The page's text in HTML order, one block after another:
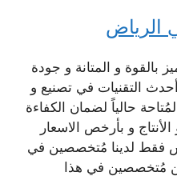
الرياض
بالقوة و المتانة و جودة
أحدث التقنيات في تصنيع و
حالياً لضمان الكفاءة
و بأرخص الاسعار
فقط لدينا مُتخصصين في
مُتخصصين في هذا